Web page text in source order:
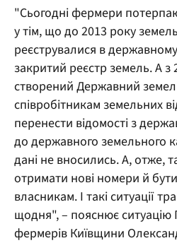
"Сьогодні фермери
у тім, що до 2013 року
реєструвалися в
закритий реєстр земель. А з
створений Державний
співробітникам земельних
перенести відомості з
до державного земельного
дані не вносились. А, отже,
отримати нові номери й
власникам. І такі ситуації
щодня", – пояснює ситуацію
фермерів Київщини